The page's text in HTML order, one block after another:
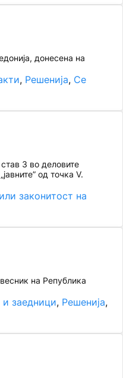
донесена на
, Решенија, Се
3 во деловите
од точка V.
законитост на
на Република
и заедници, Решенија ,